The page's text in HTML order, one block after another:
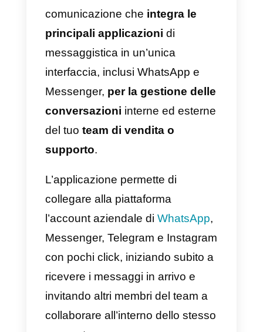
Mondayè uno strumento di
gestione dei progetti che ti aiuta a
organizzare il lavoro del tuo team
e a tenere traccia di ogni progetto
individualmente. Ti consente
inoltre di monitorare lo stato di
avanzamento di ogni progetto e
consegne di ogni membro del tuo
team.
Ciò significa che, con questo
strumento, puoi organizzare e
assegnare compiti al tuo team.